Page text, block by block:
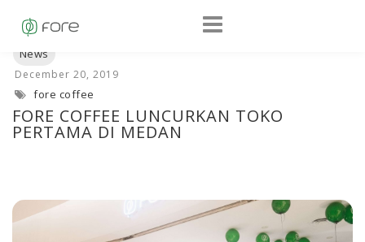
FORE COFFEE LUNCURKAN TOKO
PERTAMA DI MEDAN
fore coffee